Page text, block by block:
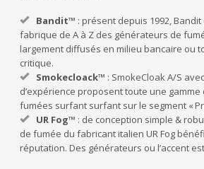
Bandit™ : présent depuis 1992,
fabrique de A à Z des générateurs de
largement diffusés en milieu bancaire ou
critique.
Smokecloack™ : SmokeCloak A/S
d’expérience proposent toute une
fumées surfant surfant sur le segment «
UR Fog™ : de conception simple &
de fumée du fabricant italien UR Fog
réputation. Des générateurs ou l’accent